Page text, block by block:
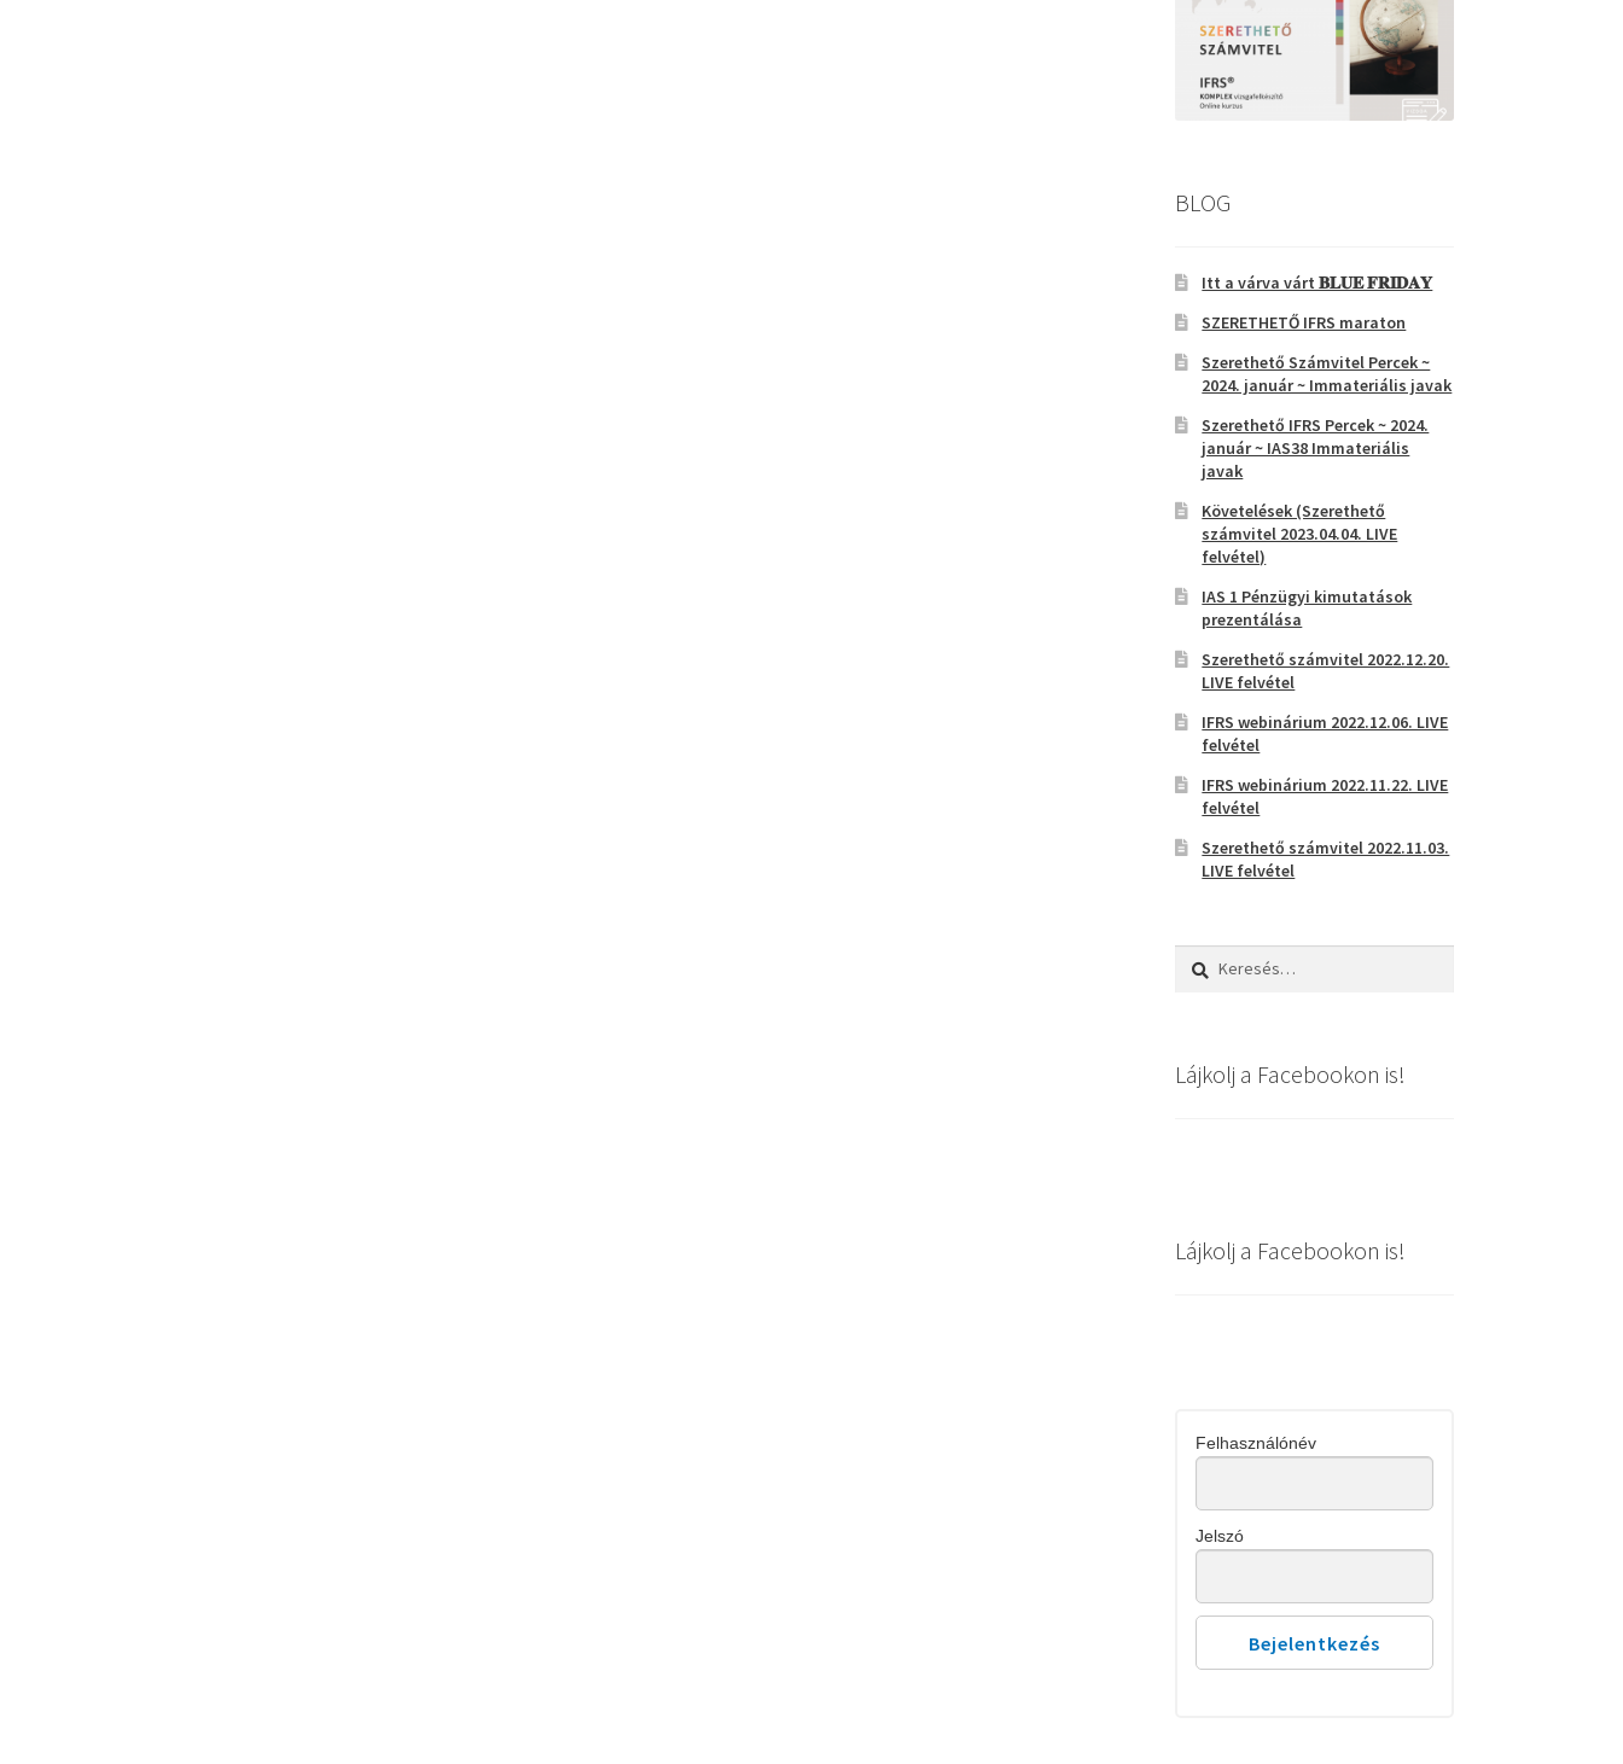
BLOG
Itt a várva várt 𝐁𝐋𝐔𝐄 𝐅𝐑𝐈𝐃𝐀𝐘
SZERETHETŐ IFRS maraton
Szerethető Számvitel Percek ~
2024. január ~ Immateriális javak
Szerethető IFRS Percek ~ 2024.
január ~ IAS38 Immateriális
javak
Követelések (Szerethető
számvitel 2023.04.04. LIVE
felvétel)
IAS 1 Pénzügyi kimutatások
prezentálása
Szerethető számvitel 2022.12.20.
LIVE felvétel
IFRS webinárium 2022.12.06. LIVE
felvétel
IFRS webinárium 2022.11.22. LIVE
felvétel
Szerethető számvitel 2022.11.03.
LIVE felvétel
Keresés:
Lájkolj a Facebookon is!
Lájkolj a Facebookon is!
Felhasználónév
Jelszó